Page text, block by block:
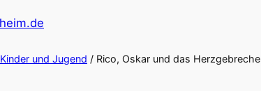
Kinder und Jugend / Rico, Oskar und das Herzgebreche